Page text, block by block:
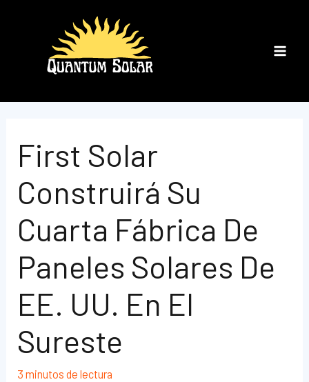
First Solar
Construirá Su
Cuarta Fábrica De
Paneles Solares De
EE. UU. En El
Sureste
3 minutos de lectura